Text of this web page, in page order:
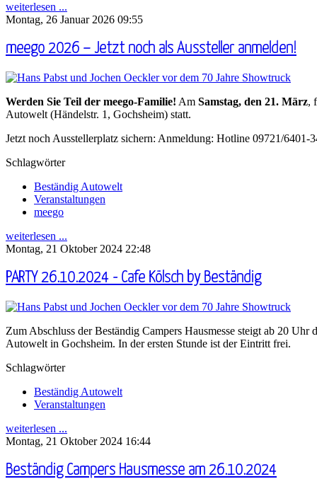
weiterlesen ...
Montag, 26 Januar 2026 09:55
meego 2026 – Jetzt noch als Aussteller anmelden!
Werden Sie Teil der meego-Familie! Am Samstag, den 21. März,
Autowelt (Händelstr. 1, Gochsheim) statt.
Jetzt noch Ausstellerplatz sichern: Anmeldung: Hotline 09721/
Schlagwörter
Beständig Autowelt
Veranstaltungen
meego
weiterlesen ...
Montag, 21 Oktober 2024 22:48
PARTY 26.10.2024 - Cafe Kölsch by Beständig
Zum Abschluss der Beständig Campers Hausmesse steigt ab 20
Autowelt in Gochsheim. In der ersten Stunde ist der Eintritt frei.
Schlagwörter
Beständig Autowelt
Veranstaltungen
weiterlesen ...
Montag, 21 Oktober 2024 16:44
Beständig Campers Hausmesse am 26.10.2024